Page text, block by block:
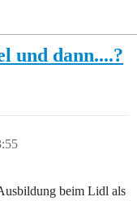
und dann....?
beim Lidl als